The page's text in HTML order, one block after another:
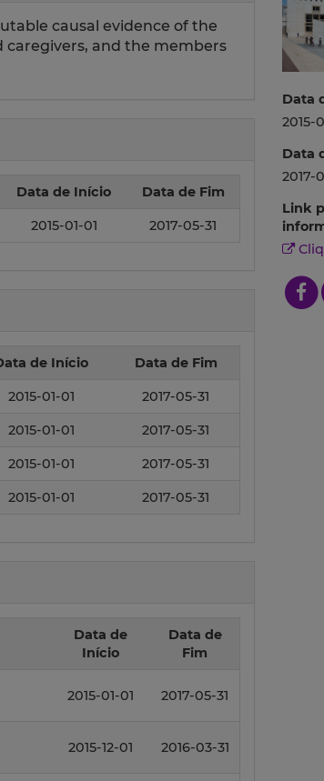
causal evidence of the
and the members
Data de Início Data de Fim
2015-01-01 2017-05-31
de Início Data de Fim
2015-01-01 2017-05-31
2015-01-01 2017-05-31
2015-01-01 2017-05-31
2015-01-01 2017-05-31
Data de
Início
Data de
Fim
2015-01-01 2017-05-31
2015-12-01 2016-03-31
Data
2015-
Data
2017-
Link